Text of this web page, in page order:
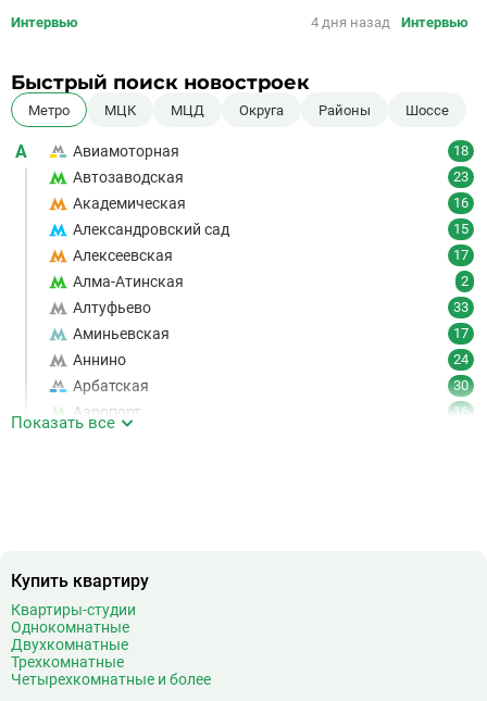
Интервью
4 дня назад Интервью
Быстрый поиск новостроек
Метро МЦК МЦД Округа Районы Шоссе
А Авиамоторная 18
Автозаводская 23
Академическая 16
Александровский сад 15
Алексеевская 17
Алма-Атинская 2
Алтуфьево 33
Аминьевская 17
Аннино 24
Арбатская 30
Аэропорт 16
Беговая
Беломорская
Белорусская
Беляево
Бибирево
Показать все
Купить квартиру
Квартиры-студии
Однокомнатные
Двухкомнатные
Трехкомнатные
Четырехкомнатные и более